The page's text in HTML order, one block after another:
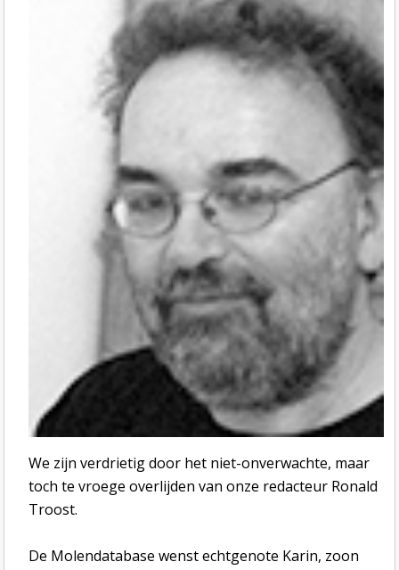
We zijn verdrietig door het niet-onverwachte, maar
toch te vroege overlijden van onze redacteur Ronald
Troost.
De Molendatabase wenst echtgenote Karin, zoon